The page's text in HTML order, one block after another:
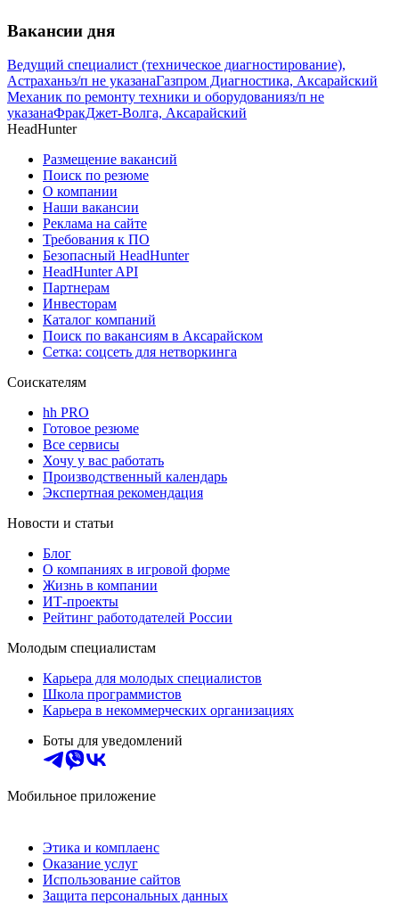
Вакансии дня
Ведущий специалист (техническое диагностирование),
Астраханьз/п не указанаГазпром Диагностика, Аксарайский
Механик по ремонту техники и оборудованияз/п не
указанаФракДжет-Волга, Аксарайский
HeadHunter
Размещение вакансий
Поиск по резюме
О компании
Наши вакансии
Реклама на сайте
Требования к ПО
Безопасный HeadHunter
HeadHunter API
Партнерам
Инвесторам
Каталог компаний
Поиск по вакансиям в Аксарайском
Сетка: соцсеть для нетворкинга
Соискателям
hh PRO
Готовое резюме
Все сервисы
Хочу у вас работать
Производственный календарь
Экспертная рекомендация
Новости и статьи
Блог
О компаниях в игровой форме
Жизнь в компании
ИТ-проекты
Рейтинг работодателей России
Молодым специалистам
Карьера для молодых специалистов
Школа программистов
Карьера в некоммерческих организациях
Боты для уведомлений
Мобильное приложение
Этика и комплаенс
Оказание услуг
Использование сайтов
Защита персональных данных